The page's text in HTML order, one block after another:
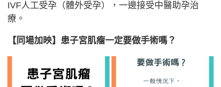
IVF人工受孕（體外受孕），一邊接受中醫助孕治
療。
【同場加映】患子宮肌瘤一定要做手術嗎？